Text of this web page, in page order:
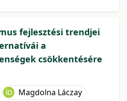
fejlesztési trendjei
a
csökkentésére
Magdolna Láczay